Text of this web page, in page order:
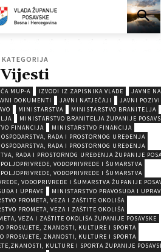
KATEGORIJA
Vijesti
MUP-A IZVODI IZ ZAPISNIKA VLADE
JAVNE
DOKUMENTI JAVNI NATJEČAJI
JAVNI POZIVI
MINISTARSTVA
MINISTARSTVO BRANITELJA
MINISTARSTVO BRANITELJA ŽUPANIJE
FINANCIJA
MINISTARSTVO FINANCIJA
RADA I PROSTORNOG UREĐENJA
RADA I PROSTORNOG UREĐENJA
RADA I PROSTORNOG UREĐENJA ŽUPANIJE
VODOPRIVREDE I ŠUMARSTVA
VODOPRIVREDE I ŠUMARSTVA
VODOPRIVREDE I ŠUMARSTVA ŽUPANIJE
I UPRAVE
MINISTARSTVO PRAVOSUĐA I
PROMETA, VEZA I ZAŠTITE OKOLIŠA
PROMETA, VEZA I ZAŠTITE OKOLIŠA
VEZA I ZAŠTITE OKOLIŠA ŽUPANIJE POSAVSKE
PROSVJETE, ZNANOSTI, KULTURE I SPORTA
PROSVJETE, ZNANOSTI, KULTURE I SPORTA
KULTURE I SPORTA ŽUPANIJE